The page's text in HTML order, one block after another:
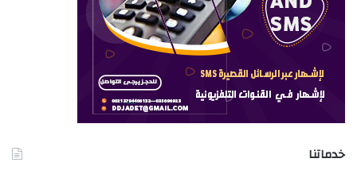
خدماتنا